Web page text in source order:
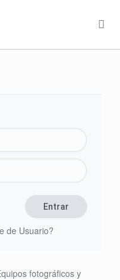
de Usuario?
fotográficos y